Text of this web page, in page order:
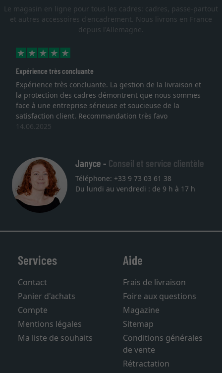
Le magasin en ligne pour tous les cadres: cadres, passe-partout
et autres accessoires d'encadrement. Nous livrons en France
depuis l'Allemagne.
Expérience très concluante
Expérience très concluante. La gestion de la livraison et
la protection des cadres démontrent que nous sommes
face à une entreprise sérieuse et soucieuse de la
satisfaction client. Recommandation très favo
14.06.2025
Janyce - Conseil et service clientèle
Téléphone: +33 9 73 03 61 38
Du lundi au vendredi : de 9 h à 17 h
Services
Contact
Panier d'achats
Compte
Mentions légales
Ma liste de souhaits
Aide
Frais de livraison
Foire aux questions
Magazine
Sitemap
Conditions générales
de vente
Rétractation